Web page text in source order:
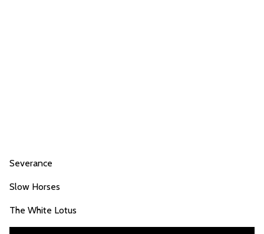
Severance
Slow Horses
The White Lotus